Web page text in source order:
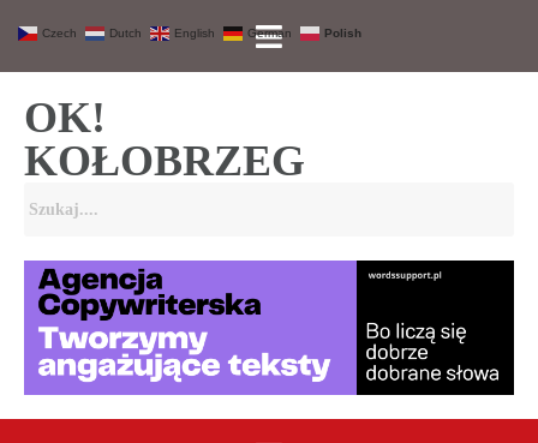
OK!
KOŁOBRZEG
Czech Dutch English German Polish